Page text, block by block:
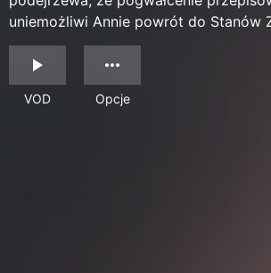
uniemożliwi Annie powrót do Stanów
VOD Opcje